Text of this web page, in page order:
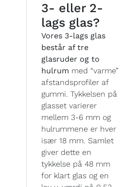
3- eller 2-
lags glas?
Vores 3-lags glas
består af tre
glasruder og to
hulrum med “varme”
afstandsprofiler af
gummi. Tykkelsen på
glasset varierer
mellem 3-6 mm og
hulrummene er hver
især 18 mm. Samlet
giver dette en
tykkelse på 48 mm
for klart glas og en